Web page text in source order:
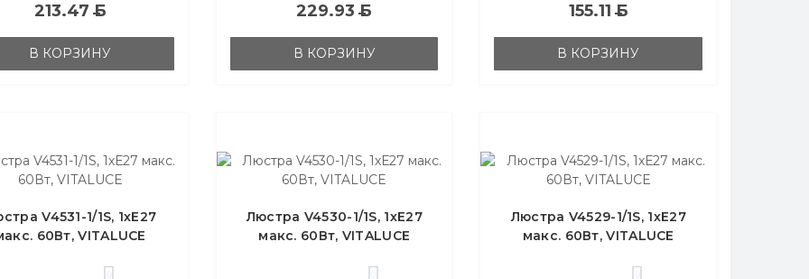
213.47Б
В КОРЗИНУ
229.93Б
В КОРЗИНУ
155.11Б
В КОРЗИНУ
V4531-1/1S, 1хЕ27
60Вт, VITALUCE
Люстра V4530-1/1S, 1хЕ27
макс. 60Вт, VITALUCE
Люстра V4529-1/1S, 1хЕ27
макс. 60Вт, VITALUCE